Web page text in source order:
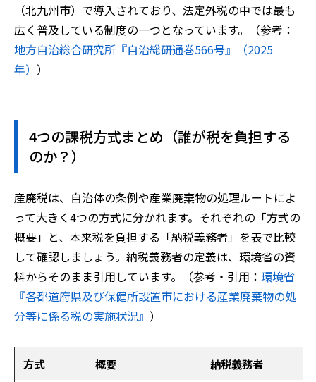
（北九州市）で導入されており、法定外税の中では最も
広く普及している制度の一つとなっています。（参考：
地方自治総合研究所『自治総研通巻566号』（2025
年） ）
4つの課税方式まとめ（誰が税を負担する
のか？）
産廃税は、自治体の条例や産業廃棄物の処理ルートによ
って大きく4つの方式に分かれます。それぞれの「方式の
概要」と、本来税を負担する「納税義務者」を表で比較
して確認しましょう。納税義務者の定義は、環境省の資
料からそのまま引用しています。（参考・引用： 環境省
『各都道府県及び保健所設置市における産業廃棄物の処
分等に係る税の実施状況』 ）
方式 概要 納税義務者